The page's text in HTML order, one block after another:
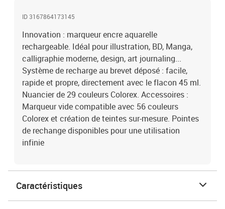
ID 3167864173145
Innovation : marqueur encre aquarelle
rechargeable. Idéal pour illustration, BD, Manga,
calligraphie moderne, design, art journaling...
Système de recharge au brevet déposé : facile,
rapide et propre, directement avec le flacon 45 ml.
Nuancier de 29 couleurs Colorex. Accessoires :
Marqueur vide compatible avec 56 couleurs
Colorex et création de teintes sur-mesure. Pointes
de rechange disponibles pour une utilisation
infinie
Caractéristiques